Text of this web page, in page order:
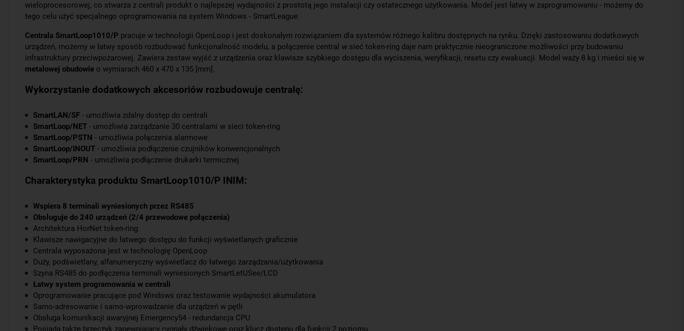
wieloprocesorowej, co stwarza z centrali produkt o najlepszej wydajności z prostotą jego instalacji czy ostatecznego użytkowania. Model jest łatwy w zaprogramowaniu - możemy do
tego celu użyć specjalnego oprogramowania na system Windows - SmartLeague.
Centrala SmartLoop1010/P pracuje w technologii OpenLoop i jest doskonałym rozwiązaniem dla systemów różnego kalibru dostępnych na rynku. Dzięki zastosowaniu dodatkowych
urządzeń, możemy w łatwy sposób rozbudować funkcjonalność modelu, a połączenie central w sieć token-ring daje nam praktycznie nieograniczone możliwości przy budowaniu
infrastruktury przeciwpożarowej. Zawiera zestaw wyjść z urządzenia oraz klawisze szybkiego dostępu dla wyciszenia, weryfikacji, resetu czy ewakuacji. Model waży 8 kg i mieści się w
metalowej obudowie o wymiarach 460 x 470 x 135 [mm].
Wykorzystanie dodatkowych akcesoriów rozbudowuje centralę:
SmartLAN/SF - umożliwia zdalny dostęp do centrali
SmartLoop/NET - umożliwia zarządzanie 30 centralami w sieci token-ring
SmartLoop/PSTN - umożliwia połączenia alarmowe
SmartLoop/INOUT - umożliwia podłączenie czujników konwencjonalnych
SmartLoop/PRN - umożliwia podłączenie drukarki termicznej
Charakterystyka produktu SmartLoop1010/P INIM:
Wspiera 8 terminali wyniesionych przez RS485
Obsługuje do 240 urządzeń (2/4 przewodowe połączenia)
Architektura HorNet token-ring
Klawisze nawigacyjne do łatwego dostępu do funkcji wyświetlanych graficznie
Centrala wyposażona jest w technologię OpenLoop
Duży, podświetlany, alfanumeryczny wyświetlacz do łatwego zarządzania/użytkowania
Szyna RS485 do podłączenia terminali wyniesionych SmartLetUSee/LCD
Łatwy system programowania w centrali
Oprogramowanie pracujące pod Windows oraz testowanie wydajności akumulatora
Samo-adresowanie i samo-wprowadzanie dla urządzeń w pętli
Obsługa komunikacji awaryjnej Emergency54 - redundancja CPU